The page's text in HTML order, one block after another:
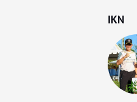
IKN